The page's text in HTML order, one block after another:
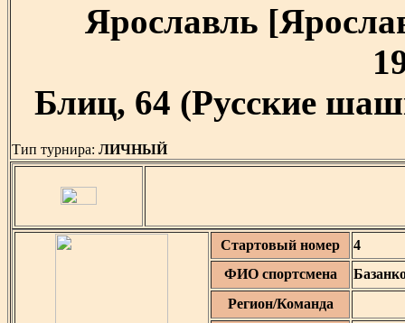
Ярославль
Блиц, 64 (Русские
Тип турнира: ЛИЧНЫЙ
Стартовый номер
4
ФИО спортсмена
Регион/Команда